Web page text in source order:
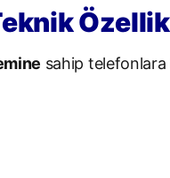
sahip telefonlara